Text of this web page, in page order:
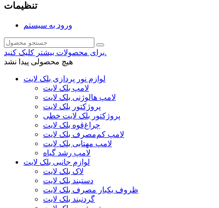
تنظیمات
ورود به سیستم
برای محصولات بیشتر کلیک کنید.
هیچ محصولی پیدا نشد
لوازم نور پردازی بلک لایت
لامپ بلک لایت
لامپ هالوژنی بلک لایت
پروژکتور بلک لایت
پروژکتور بلک لایت خطی
چراغ‌قوه بلک لایت
لامپ کم‌مصرف بلک لایت
لامپ مهتابی بلک لایت
لامپ رشد گیاه
لوازم جانبی بلک لایت
لاک بلک لایت
دستبند بلک لایت
ظروف یکبار مصرف بلک لایت
گردنبند بلک لایت